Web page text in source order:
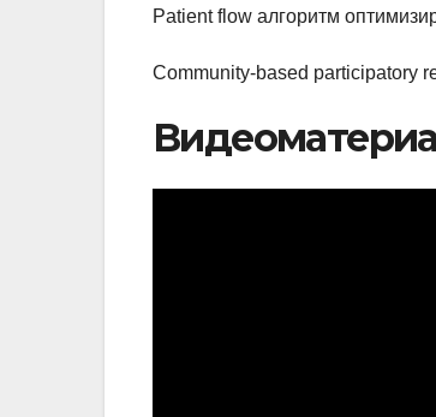
Patient flow алгоритм
Community-based participatory